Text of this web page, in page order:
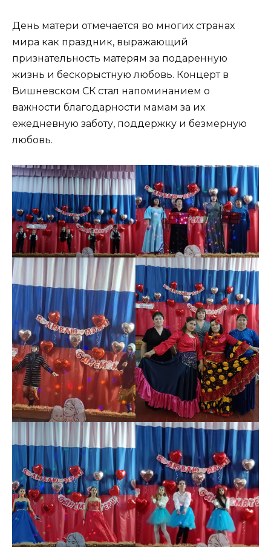
День матери отмечается во многих странах
мира как праздник, выражающий
признательность матерям за подаренную
жизнь и бескорыстную любовь. Концерт в
Вишневском СК стал напоминанием о
важности благодарности мамам за их
ежедневную заботу, поддержку и безмерную
любовь.